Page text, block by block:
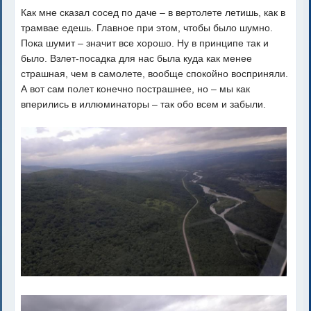
Как мне сказал сосед по даче – в вертолете летишь, как в
трамвае едешь. Главное при этом, чтобы было шумно.
Пока шумит – значит все хорошо. Ну в принципе так и
было. Взлет-посадка для нас была куда как менее
страшная, чем в самолете, вообще спокойно восприняли.
А вот сам полет конечно пострашнее, но – мы как
вперились в иллюминаторы – так обо всем и забыли.